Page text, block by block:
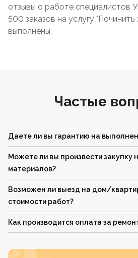
отзывы о работе специалистов
500 заказов на услугу
выполнены.
Частые
Даете ли вы гарантию на
Можете ли вы произвести закупку
материалов?
Возможен ли выезд на дом/
стоимости работ?
Как производится оплата за